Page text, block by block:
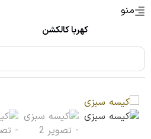
منو
کهربا کالکشن